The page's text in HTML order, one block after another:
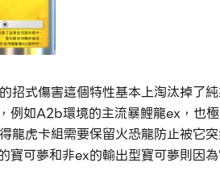
招式傷害這個特性基本上淘汰掉了
例如A2b環境的主流暴鯉龍ex，也
龍虎卡組需要保留火恐龍防止被它
寶可夢和非ex的輸出型寶可夢則因